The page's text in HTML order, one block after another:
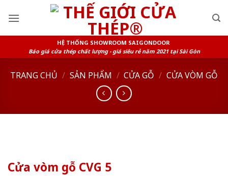
HỆ THỐNG SHOWROOM SAIGONDOOR
Báo giá cửa thép chất lượng - giá siêu rẻ năm 2021 tại Sài Gòn
TRANG CHỦ / SẢN PHẨM / CỬA GỖ / CỬA VÒM GỖ
Cửa vòm gỗ CVG 5